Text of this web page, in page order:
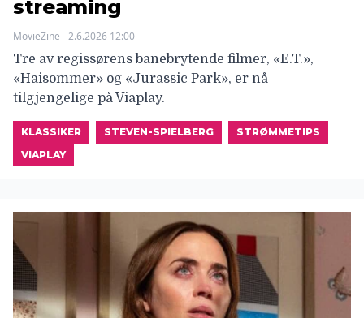
streaming
MovieZine - 2.6.2026 12:00
Tre av regissørens banebrytende filmer, «E.T.»,
«Haisommer» og «Jurassic Park», er nå
tilgjengelige på Viaplay.
KLASSIKER STEVEN-SPIELBERG
STRØMMETIPS
VIAPLAY